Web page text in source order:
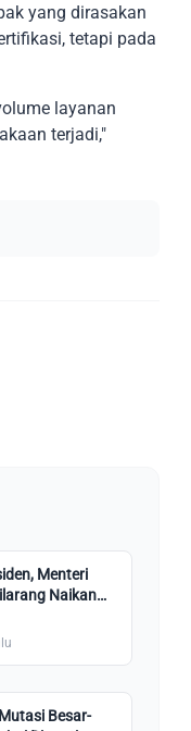
yang dirasakan
tetapi pada
layanan
terjadi,"
Menteri
Naikan
Besar-